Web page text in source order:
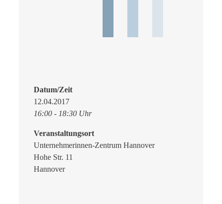
Datum/Zeit
12.04.2017
16:00 - 18:30 Uhr
Veranstaltungsort
Unternehmerinnen-Zentrum Hannover
Hohe Str. 11
Hannover